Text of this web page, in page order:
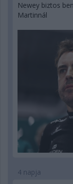
Newey biztos
Martinnál
4 napja